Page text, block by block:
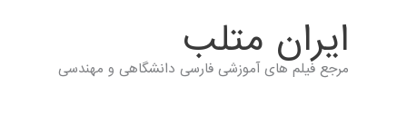
ايران متلب
مرجع فیلم های آموزشی فارسی دانشگاهی و مهندسی